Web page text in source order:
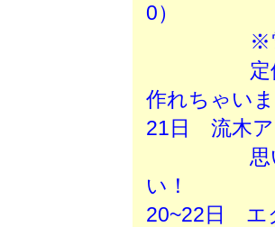
0）
※電話
定価￥
作れちゃい
21日 流木
思い思い
い！
20~22日 エ